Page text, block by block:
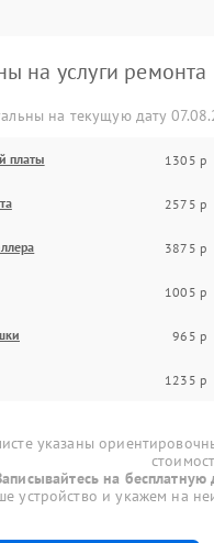
на услуги ремонта
на текущую дату
платы 1305 р
2575 р
3875 р
1005 р
965 р
1235 р
указаны
на бесплатную
устройство и укажем на